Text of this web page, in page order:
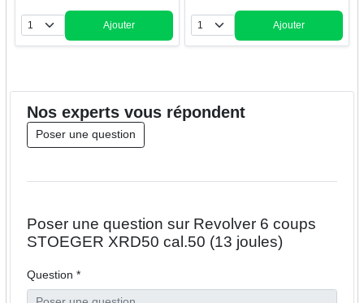
Quantité
Ajouter
Quantité
Ajouter
Nos expertsvous répondent
Poser une question
Poser une question sur Revolver 6 coups
STOEGER XRD50 cal.50 (13 joules)
Question *